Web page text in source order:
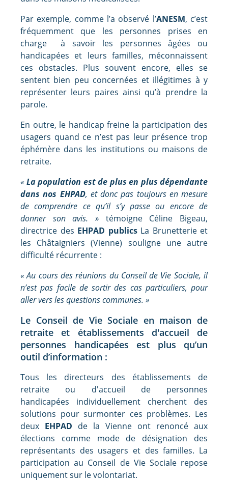
Par exemple, comme l’a observé l’ANESM, c’est
fréquemment que les personnes prises en
charge à savoir les personnes âgées ou
handicapées et leurs familles, méconnaissent
ces obstacles. Plus souvent encore, elles se
sentent bien peu concernées et illégitimes à y
représenter leurs paires ainsi qu’à prendre la
parole.
En outre, le handicap freine la participation des
usagers quand ce n’est pas leur présence trop
éphémère dans les institutions ou maisons de
retraite.
« La population est de plus en plus dépendante
dans nos EHPAD, et donc pas toujours en mesure
de comprendre ce qu’il s’y passe ou encore de
donner son avis. » témoigne Céline Bigeau,
directrice des EHPAD publicsLa Brunetterie et
les Châtaigniers (Vienne) souligne une autre
difficulté récurrente :
« Au cours des réunions du Conseil de Vie Sociale, il
n’est pas facile de sortir des cas particuliers, pour
aller vers les questions communes. »
Le Conseil de Vie Sociale en maison de
retraite et établissements d'accueil de
personnes handicapées est plus qu’un
outil d’information :
Tous les directeurs des établissements de
retraite ou d'accueil de personnes
handicapées individuellement cherchent des
solutions pour surmonter ces problèmes. Les
deux EHPAD de la Vienne ont renoncé aux
élections comme mode de désignation des
représentants des usagers et des familles. La
participation au Conseil de Vie Sociale repose
uniquement sur le volontariat.